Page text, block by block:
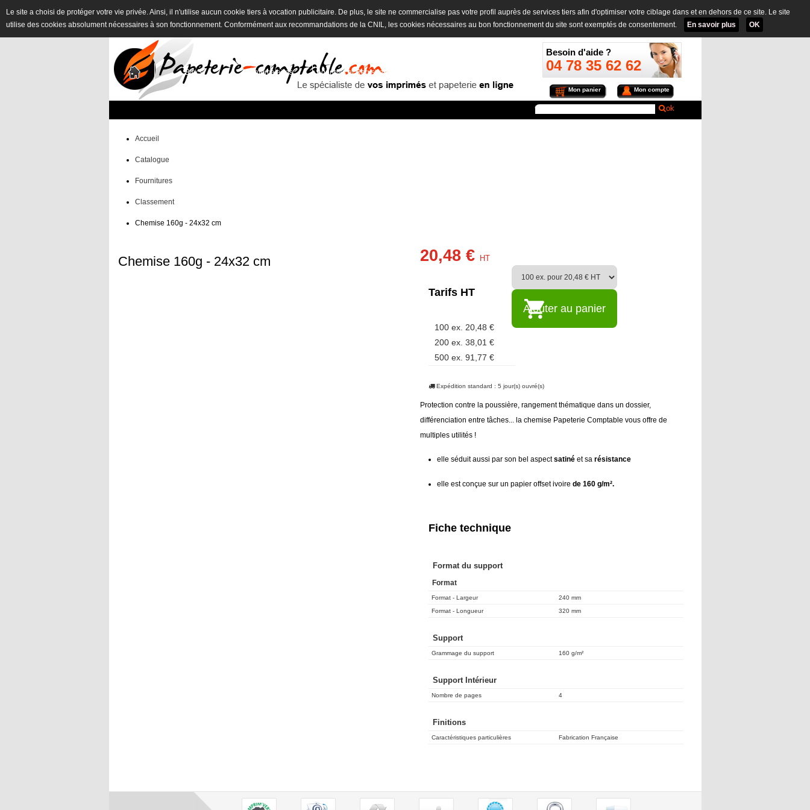
Le site a choisi de protéger votre vie privée. Ainsi, il n'utilise aucun cookie tiers à vocation publicitaire. De plus, le site ne commercialise pas votre profil auprès de services tiers afin d'optimiser votre ciblage dans et en dehors de ce site. Le site
utilise des cookies absolument nécessaires à son fonctionnement. Conformément aux recommandations de la CNIL, les cookies nécessaires au bon fonctionnement du site sont exemptés de consentement.
En savoir plus OK
Besoin d'aide ?
04 78 35 62 62
Mon panier Mon compte
Blocs Intercalaires Agendas et Registres
ok
Accueil
Catalogue
Fournitures
Classement
Chemise 160g - 24x32 cm
Chemise 160g - 24x32 cm 20,48 € HT
Tarifs HT
100 ex. 20,48 €
200 ex. 38,01 €
500 ex. 91,77 €
Ajouter au panier
Expédition standard : 5 jour(s) ouvré(s)
Protection contre la poussière, rangement thématique dans un dossier,
différenciation entre tâches... la chemise Papeterie Comptable vous offre de
multiples utilités !
elle séduit aussi par son bel aspectsatiné et sa résistance
elle est conçue sur un papier offset ivoire de 160 g/m².
Fiche technique
Format du support
Format
Format - Largeur
240 mm
Format - Longueur
320 mm
Support
Grammage du support 160 g/m²
Support Intérieur
Nombre de pages 4
Finitions
Caractéristiques particulières Fabrication Française